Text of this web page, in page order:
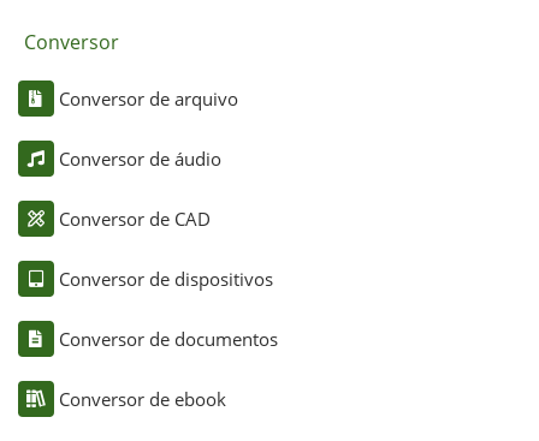
Conversor
Conversor de arquivo
Conversor de áudio
Conversor de CAD
Conversor de dispositivos
Conversor de documentos
Conversor de ebook